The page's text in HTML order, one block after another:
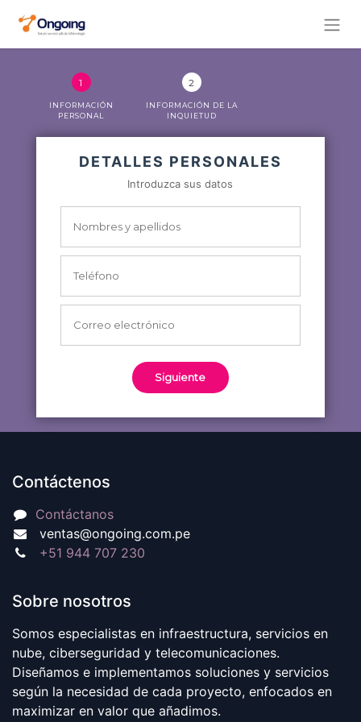
INFORMACIÓN
PERSONAL
INFORMACIÓN DE LA
INQUIETUD
DETALLES PERSONALES
Introduzca sus datos
Contáctenos
Contáctanos
ventas@ongoing.com.pe
+51 944 707 230
Sobre nosotros
Somos especialistas en infraestructura, servicios en
nube, ciberseguridad y telecomunicaciones.
Diseñamos e implementamos soluciones y servicios
según la necesidad de cada proyecto, enfocados en
maximizar en valor que añadimos.